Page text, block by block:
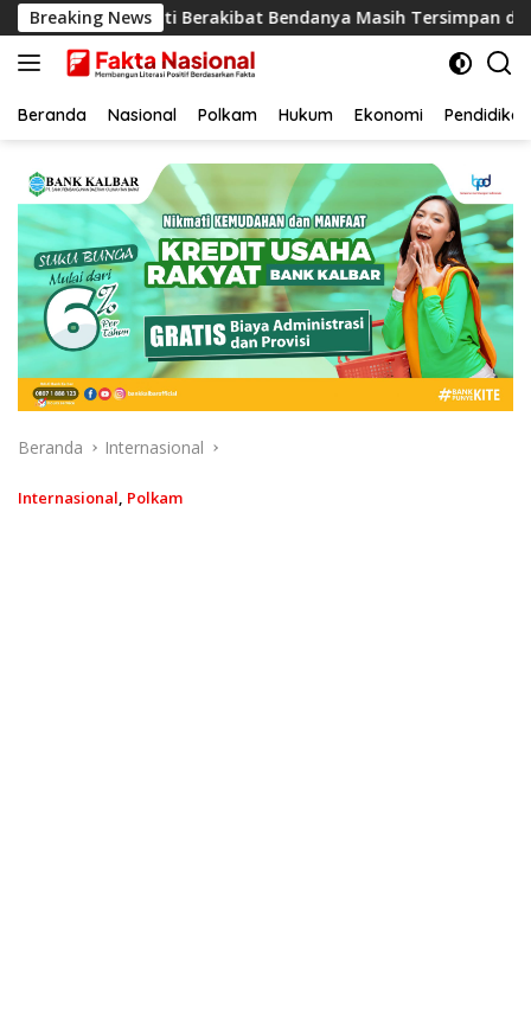
Langsung
ke
konten
Breaking News
Berakibat Bendanya Masih Tersimpan di Sana
Beranda Nasional Polkam Hukum Ekonomi Pendidikan
Beranda Internasional
Internasional, Polkam